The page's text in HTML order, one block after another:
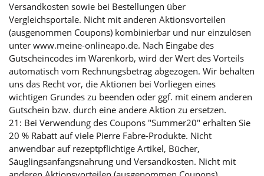
Versandkosten sowie bei Bestellungen über
Vergleichsportale. Nicht mit anderen Aktionsvorteilen
(ausgenommen Coupons) kombinierbar und nur einzulösen
unter www.meine-onlineapo.de. Nach Eingabe des
Gutscheincodes im Warenkorb, wird der Wert des Vorteils
automatisch vom Rechnungsbetrag abgezogen. Wir behalten
uns das Recht vor, die Aktionen bei Vorliegen eines
wichtigen Grundes zu beenden oder ggf. mit einem anderen
Gutschein bzw. durch eine andere Aktion zu ersetzen.
21: Bei Verwendung des Coupons "Summer20" erhalten Sie
20 % Rabatt auf viele Pierre Fabre-Produkte. Nicht
anwendbar auf rezeptpflichtige Artikel, Bücher,
Säuglingsanfangsnahrung und Versandkosten. Nicht mit